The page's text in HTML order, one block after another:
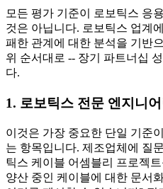
모든 평가 기준이 로보틱스 응
것은 아닙니다. 로보틱스 업계
패한 관계에 대한 분석을 기반
위 순서대로 -- 장기 파트너십
다.
1. 로보틱스 전문 엔지니
이것은 가장 중요한 단일 기준
는 항목입니다. 제조업체에 질
틱스 케이블 어셈블리 프로젝
양산 중인 케이블에 대한 문서